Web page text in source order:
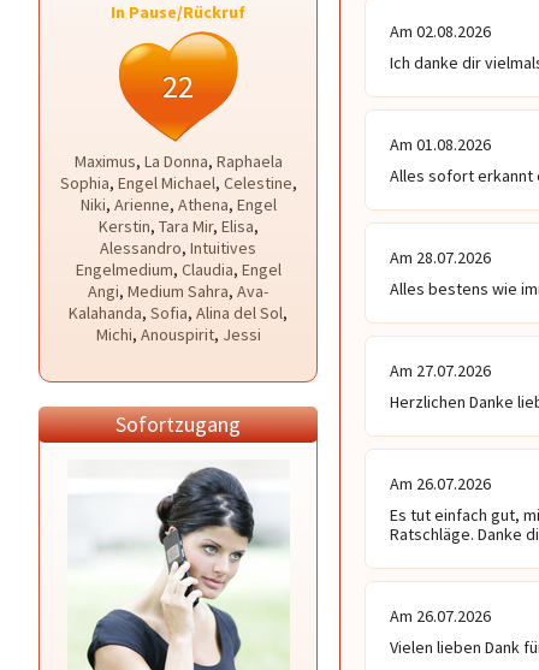
In Pause/Rückruf
22
Maximus, La Donna, Raphaela
Sophia, Engel Michael, Celestine,
Niki, Arienne, Athena, Engel
Kerstin, Tara Mir, Elisa,
Alessandro, Intuitives
Engelmedium, Claudia, Engel
Angi, Medium Sahra, Ava-
Kalahanda, Sofia, Alina del Sol,
Michi, Anouspirit, Jessi
Sofortzugang
Am 02.08.2026
Ich danke dir
Am 01.08.2026
Alles sofort erkannt
Am 28.07.2026
Alles bestens wie
Am 27.07.2026
Herzlichen Danke
Am 26.07.2026
Es tut einfach gut,
Ratschläge. Danke
Am 26.07.2026
Vielen lieben Dank